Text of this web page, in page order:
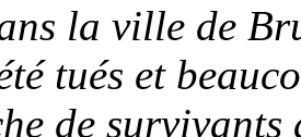
la ville de
tués et
de survivants